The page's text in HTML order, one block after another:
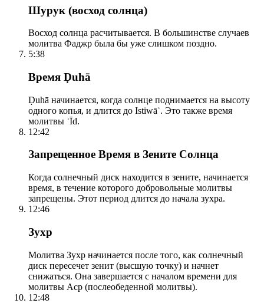
Шурук (восход солнца)
Восход солнца расчитывается. В большинстве случаев
молитва Фаджр была бы уже слишком поздно.
5:38
Время Ḍuhā
Ḍuhā начинается, когда солнце поднимается на высоту
одного копья, и длится до Istiwāʾ. Это также время
молитвы ʿĪd.
12:42
Запрещенное Время в Зените Солнца
Когда солнечный диск находится в зените, начинается
время, в течение которого добровольные молитвы
запрещены. Этот период длится до начала зухра.
12:46
Зухр
Молитва Зухр начинается после того, как солнечный
диск пересечет зенит (высшую точку) и начнет
снижаться. Она завершается с началом времени для
молитвы Аср (послеобеденной молитвы).
12:48